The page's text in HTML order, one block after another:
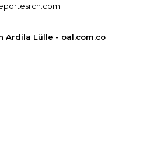
Ardila Lülle - oal.com.co